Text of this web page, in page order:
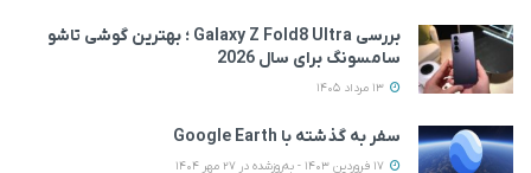
بررسی Galaxy Z Fold8 Ultra ؛ بهترین گوشی تاشو
سامسونگ برای سال 2026
سفر به گذشته با Google Earth